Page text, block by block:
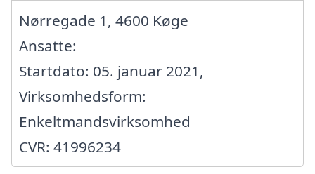
Nørregade 1, 4600 Køge
Ansatte:
Startdato: 05. januar 2021,
Virksomhedsform:
Enkeltmandsvirksomhed
CVR: 41996234